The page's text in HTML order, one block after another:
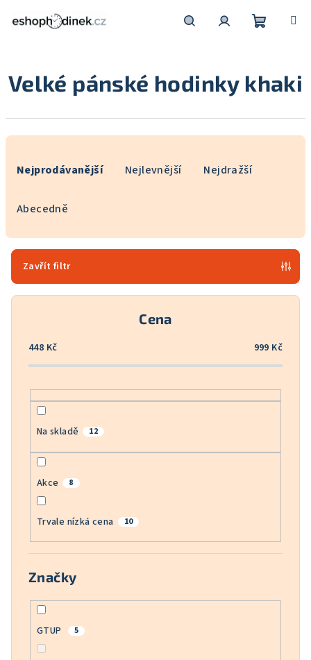
košík
Velké pánské hodinky khaki
r
o
Nejprodávanější Nejlevnější Nejdražší
Abecedně
Zavřít filtr
Cena
448 Kč 999 Kč
Na skladě 12
Akce 8
Trvale nízká cena 10
Značky
GTUP 5